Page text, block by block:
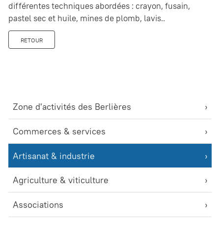
Zone d'activités des Berlières
Commerces & services
Artisanat & industrie
Agriculture & viticulture
Associations
différentes techniques abordées : crayon, fusain,
pastel sec et huile, mines de plomb, lavis..
RETOUR